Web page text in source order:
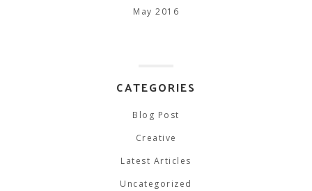
May 2016
CATEGORIES
Blog Post
Creative
Latest Articles
Uncategorized